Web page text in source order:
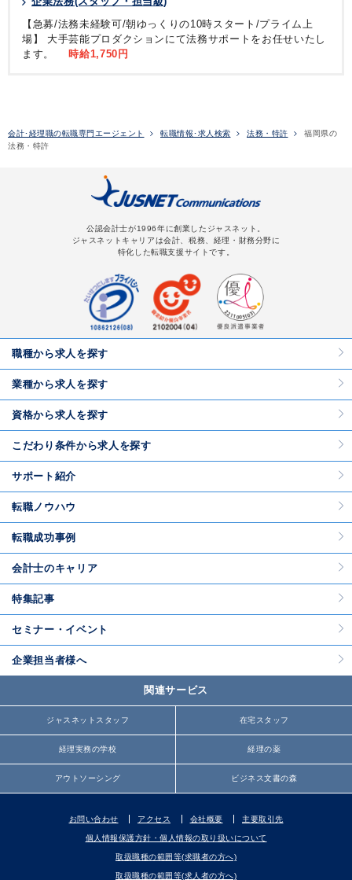
【急募/法務未経験可/朝ゆっくりの10時スタート/プライム上
場】 大手芸能プロダクションにて法務サポートをお任せいたし
ます。
時給1,750円
会計･経理職の転職専門エージェント 転職情報･求人検索 法務・特許
福岡県の
法務・特許
公認会計士が1996年に創業したジャスネット。
ジャスネットキャリアは会計、税務、経理・財務分野に
特化した転職支援サイトです。
職種から求人を探す
業種から求人を探す
資格から求人を探す
こだわり条件から求人を探す
サポート紹介
転職ノウハウ
転職成功事例
会計士のキャリア
特集記事
セミナー・イベント
企業担当者様へ
関連サービス
ジャスネットスタッフ 在宅スタッフ
経理実務の学校 経理の薬
アウトソーシング ビジネス文書の森
お問い合わせ アクセス 会社概要 主要取引先
個人情報保護方針・個人情報の取り扱いについて
取扱職種の範囲等(求職者の方へ)
取扱職種の範囲等(求人者の方へ)